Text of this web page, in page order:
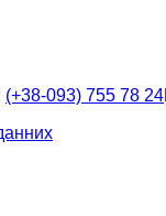
(+38-093) 755 78 24